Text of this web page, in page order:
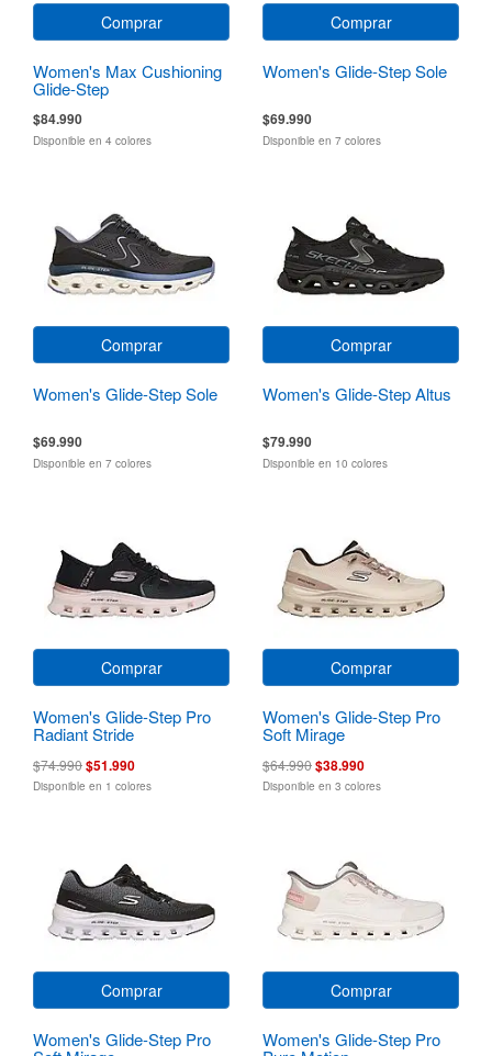
Comprar
Women's Max Cushioning
Glide-Step
$84.990
Disponible en 4 colores
Comprar
Women's Glide-Step Sole
$69.990
Disponible en 7 colores
Comprar
Women's Glide-Step Sole
$69.990
Disponible en 7 colores
Comprar
Women's Glide-Step Altus
$79.990
Disponible en 10 colores
Comprar
Women's Glide-Step Pro
Radiant Stride
$74.990$51.990
Disponible en 1 colores
Comprar
Women's Glide-Step Pro
Soft Mirage
$64.990$38.990
Disponible en 3 colores
Comprar
Women's Glide-Step Pro
Comprar
Women's Glide-Step Pro